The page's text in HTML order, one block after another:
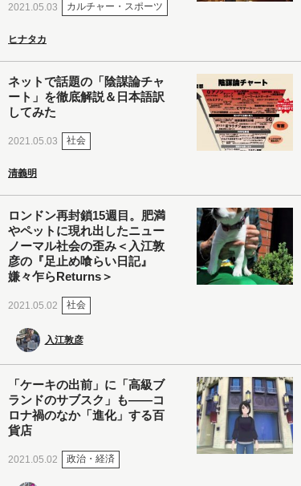
2021.05.03 カルチャー・スポーツ
ヒナタカ
ネットで話題の「陰謀論チャ
ート」を徹底解説＆日本語訳
してみた
2021.05.03 社会
清義明
ロンドン再封鎖15週目。肥満
やペットに現れ出したニュー
ノーマル社会の歪み＜入江敦
彦の『足止め喰らい日記』
嫌々乍らReturns＞
2021.05.02 社会
入江敦彦
「ケーキの出前」に「高級ブ
ランドのサブスク」も――コ
ロナ禍のなか「進化」する百
貨店
2021.05.02 政治・経済